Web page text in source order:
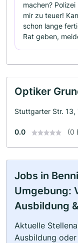
machen?
mir zu teuer!
schon lange
Rat geben,
Optiker
Stuttgarter Str.
0.0 (0
Jobs in
Umgebung:
Ausbildung
Aktuelle
Ausbildung